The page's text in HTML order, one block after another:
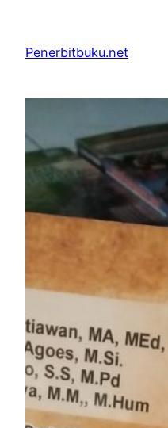
content
Penerbitbuku.net